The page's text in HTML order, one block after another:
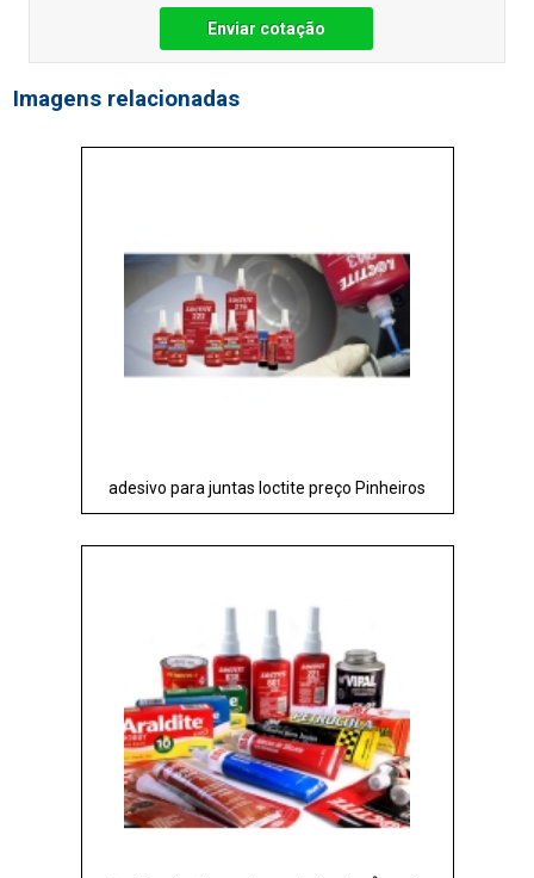
Enviar cotação
Imagens relacionadas
adesivo para juntas loctite preço Pinheiros